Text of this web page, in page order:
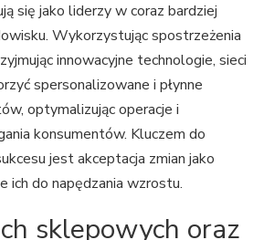
się jako liderzy w coraz bardziej
Wykorzystując spostrzeżenia
innowacyjne technologie, sieci
spersonalizowane i płynne
optymalizując operacje i
konsumentów. Kluczem do
jest akceptacja zmian jako
ich do napędzania wzrostu.
sklepowych oraz